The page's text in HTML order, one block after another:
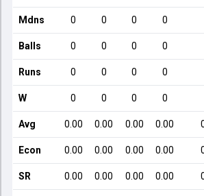
Mdns 0 0 0 0
Balls 0 0 0 0
Runs 0 0 0 0
W 0 0 0 0
Avg 0.00 0.00 0.00 0.00
Econ 0.00 0.00 0.00 0.00
SR 0.00 0.00 0.00 0.00